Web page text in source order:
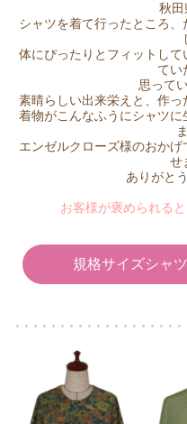
秋田
シャツを着て行ったところ
体にぴったりとフィットし
てい
思って
素晴らしい出来栄えと、作っ
着物がこんなふうにシャツ
エンゼルクローズ様のおか
せ
ありがと
お客様が褒められる
規格サイズシャ